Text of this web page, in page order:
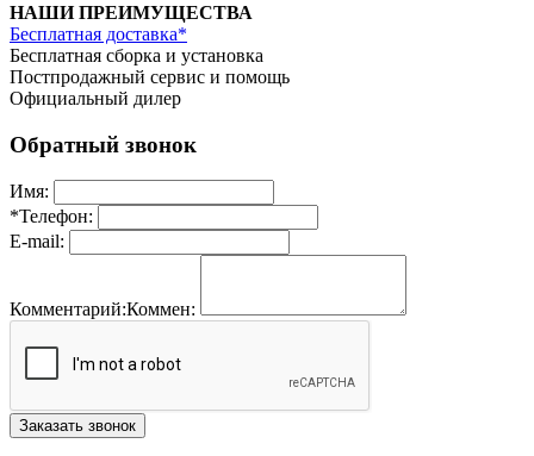
НАШИ ПРЕИМУЩЕСТВА
Бесплатная доставка*
Бесплатная сборка и установка
Постпродажный сервис и помощь
Официальный дилер
Обратный звонок
Имя:
*Телефон:
E-mail:
Комментарий:Коммен:
Заказать звонок